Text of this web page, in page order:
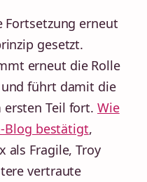
Fortsetzung erneut
gesetzt.
erneut die Rolle
und führt damit die
ersten Teil fort. Wie
Blog bestätigt,
als Fragile, Troy
vertraute